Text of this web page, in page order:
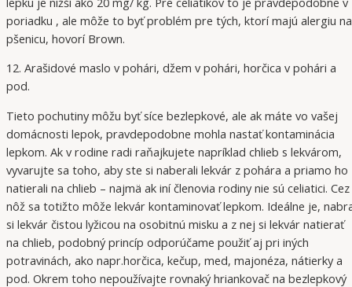
poriadku , ale môže to byť problém pre tých, ktorí majú alergiu na
pšenicu, hovorí Brown.
12. Arašidové maslo v pohári, džem v pohári, horčica v pohári a
pod.
Tieto pochutiny môžu byť síce bezlepkové, ale ak máte vo vašej
domácnosti lepok, pravdepodobne mohla nastať kontaminácia
lepkom. Ak v rodine radi raňajkujete napríklad chlieb s lekvárom,
vyvarujte sa toho, aby ste si naberali lekvár z pohára a priamo ho
natierali na chlieb – najmä ak iní členovia rodiny nie sú celiatici. Cez
nôž sa totižto môže lekvár kontaminovať lepkom. Ideálne je,
si lekvár čistou lyžicou na osobitnú misku a z nej si lekvár natierať
na chlieb, podobný princíp odporúčame použiť aj pri iných
potravinách, ako napr.horčica, kečup, med, majonéza, nátierky a
pod. Okrem toho nepoužívajte rovnaký hriankovač na bezlepkový